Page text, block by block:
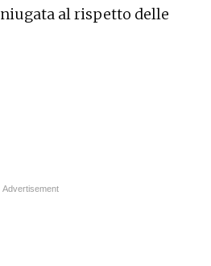
al rispetto delle